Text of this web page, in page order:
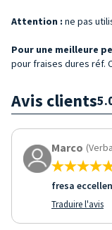
Attention : ne pas
Pour une meilleure
pour fraises dures réf.
Avis clients
Marco
fresa
Traduire l'avis